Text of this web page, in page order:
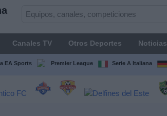
Canales TV Otros Deportes Noticias
EA Sports Premier League Serie A Italiana